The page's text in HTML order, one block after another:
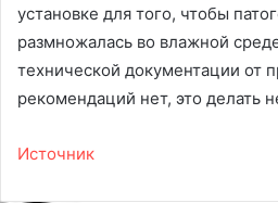
установке для того, чтобы
размножалась во влажной
технической документации от
рекомендаций нет, это делать
Источник